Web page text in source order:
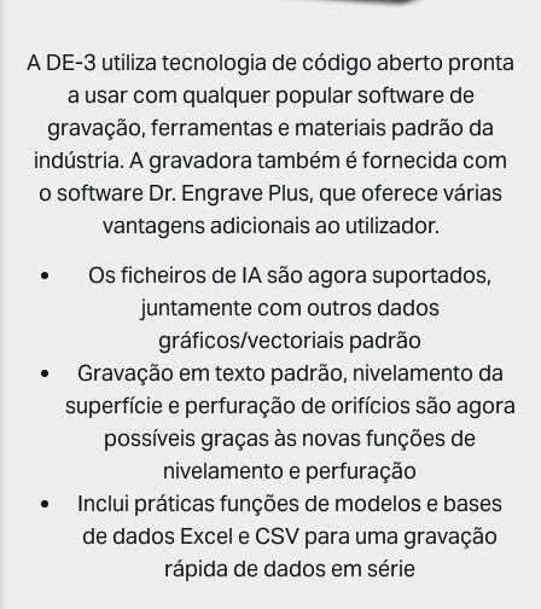
A DE-3 utiliza tecnologia de código aberto pronta
a usar com qualquer popular software de
gravação, ferramentas e materiais padrão da
indústria. A gravadora também é fornecida com
o software Dr. Engrave Plus, que oferece várias
vantagens adicionais ao utilizador.
Os ficheiros de IA são agora suportados,
juntamente com outros dados
gráficos/vectoriais padrão
Gravação em texto padrão, nivelamento da
superfície e perfuração de orifícios são agora
possíveis graças às novas funções de
nivelamento e perfuração
Inclui práticas funções de modelos e bases
de dados Excel e CSV para uma gravação
rápida de dados em série